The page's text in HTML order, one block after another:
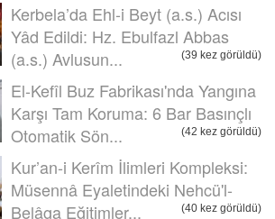
Kerbela’da Ehl-i Beyt (a.s.) Acısı
Yâd Edildi: Hz. Ebulfazl Abbas
(a.s.) Avlusun...
(39 kez görüldü)
El-Kefîl Buz Fabrikası'nda Yangına
Karşı Tam Koruma: 6 Bar Basınçlı
Otomatik Sön...
(42 kez görüldü)
Kur’an-i Kerîm İlimleri Kompleksi:
Müsennâ Eyaletindeki Nehcü'l-
Belâga Eğitimler...
(40 kez görüldü)